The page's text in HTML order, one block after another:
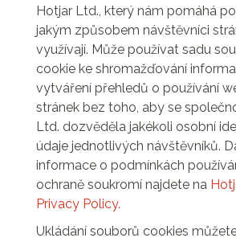
Hotjar Ltd., který nám pomáhá
jakým způsobem návštěvníci
využívají. Může používat sadu
cookie ke shromažďování
vytváření přehledů o používání
stránek bez toho, aby se
Ltd. dozvěděla jakékoli osobní
údaje jednotlivých návštěvníků.
informace o podmínkách
ochraně soukromí najdete na
Privacy Policy.
Ukládání souborů cookies